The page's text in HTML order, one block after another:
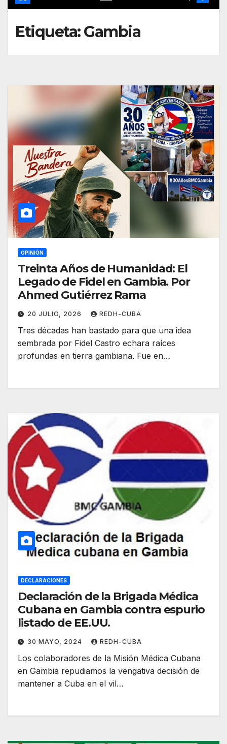
Etiqueta:Gambia
OPINIÓN
Treinta Años de Humanidad: El
Legado de Fidel en Gambia. Por
Ahmed Gutiérrez Rama
20 JULIO, 2026 REDH-CUBA
Tres décadas han bastado para que una idea
sembrada por Fidel Castro echara raíces
profundas en tierra gambiana. Fue en…
DECLARACIONES
Declaración de la Brigada Médica
Cubana en Gambia contra espurio
listado de EE.UU.
30 MAYO, 2024 REDH-CUBA
Los colaboradores de la Misión Médica Cubana
en Gambia repudiamos la vengativa decisión de
mantener a Cuba en el vil…